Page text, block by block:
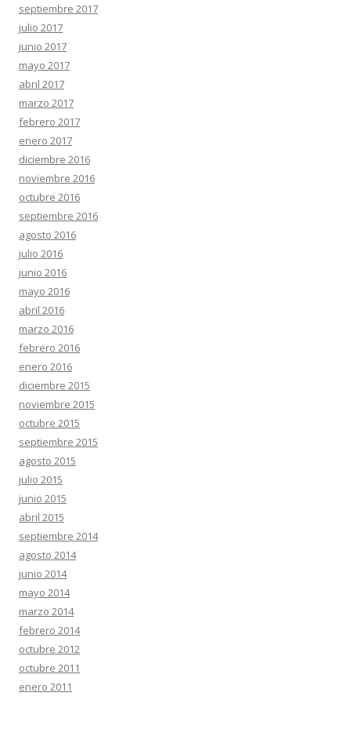
septiembre 2017
julio 2017
junio 2017
mayo 2017
abril 2017
marzo 2017
febrero 2017
enero 2017
diciembre 2016
noviembre 2016
octubre 2016
septiembre 2016
agosto 2016
julio 2016
junio 2016
mayo 2016
abril 2016
marzo 2016
febrero 2016
enero 2016
diciembre 2015
noviembre 2015
octubre 2015
septiembre 2015
agosto 2015
julio 2015
junio 2015
abril 2015
septiembre 2014
agosto 2014
junio 2014
mayo 2014
marzo 2014
febrero 2014
octubre 2012
octubre 2011
enero 2011